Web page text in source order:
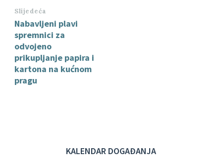
Slijedeća
Nabavljeni plavi
spremnici za
odvojeno
prikupljanje papira i
kartona na kućnom
pragu
KALENDAR DOGAĐANJA